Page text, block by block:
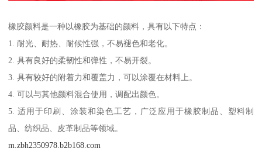
橡胶颜料是一种以橡胶为基础的颜料，具有以下特点：
1. 耐光、耐热、耐候性强，不易褪色和老化。
2. 具有良好的柔韧性和弹性，不易开裂。
3. 具有较好的附着力和覆盖力，可以涂覆在材料上。
4. 可以与其他颜料混合使用，调配出颜色。
5. 适用于印刷、涂装和染色工艺，广泛应用于橡胶制品、塑料制
品、纺织品、皮革制品等领域。
m.zbh2350978.b2b168.com